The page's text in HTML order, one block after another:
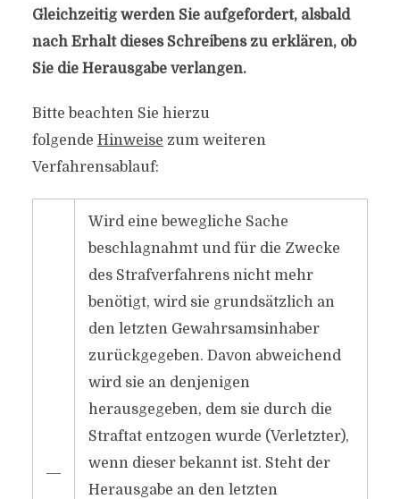
Gleichzeitig werden Sie aufgefordert, alsbald
nach Erhalt dieses Schreibens zu erklären, ob
Sie die Herausgabe verlangen.
Bitte beachten Sie hierzu
folgende Hinweise zum weiteren
Verfahrensablauf:
―
Wird eine bewegliche Sache
beschlagnahmt und für die Zwecke
des Strafverfahrens nicht mehr
benötigt, wird sie grundsätzlich an
den letzten Gewahrsamsinhaber
zurückgegeben. Davon abweichend
wird sie an denjenigen
herausgegeben, dem sie durch die
Straftat entzogen wurde (Verletzter),
wenn dieser bekannt ist. Steht der
Herausgabe an den letzten